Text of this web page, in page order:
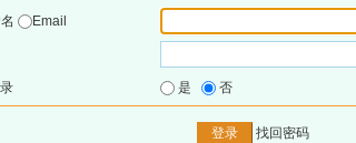
名
Email
是 否
找回密码